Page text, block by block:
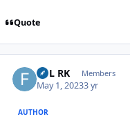
Quote
FDL RK Members
May 1, 20233 yr
AUTHOR